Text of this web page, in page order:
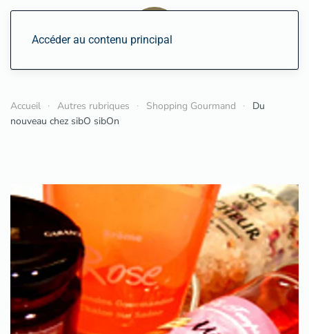
Accéder au contenu principal
Accueil Autres rubriques Shopping Gourmand
Du
nouveau chez sibO sibOn